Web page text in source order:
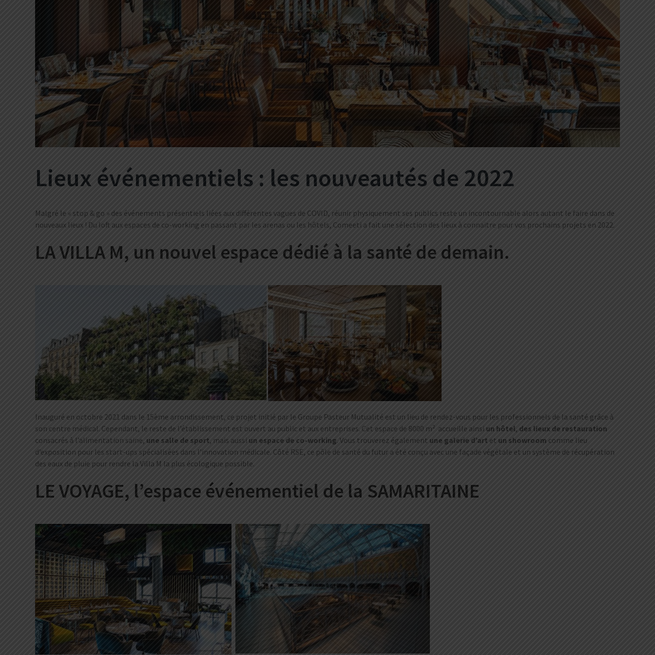
Lieux événementiels : les nouveautés de 2022
Malgré le « stop & go » des événements présentiels liées aux différentes vagues de COVID, réunir physiquement ses publics reste un incontournable alors autant le faire dans de
nouveaux lieux ! Du loft aux espaces de co-working en passant par les arenas ou les hôtels, Comeeti a fait une sélection des lieux à connaitre pour vos prochains projets en 2022.
LA VILLA M, un nouvel espace dédié à la santé de demain.
Inauguré en octobre 2021 dans le 15ème arrondissement, ce projet initié par le Groupe Pasteur Mutualité est un lieu de rendez-vous pour les professionnels de la santé grâce à
son centre médical. Cependant, le reste de l’établissement est ouvert au public et aux entreprises. Cet espace de 8000 m² accueille ainsi un hôtel, des lieux de restauration
consacrés à l’alimentation saine, une salle de sport, mais aussi un espace de co-working. Vous trouverez également une galerie d’art et un showroom comme lieu
d’exposition pour les start-ups spécialisées dans l’innovation médicale. Côté RSE, ce pôle de santé du futur a été conçu avec une façade végétale et un système de récupération
des eaux de pluie pour rendre la Villa M la plus écologique possible.
LE VOYAGE, l’espace événementiel de la SAMARITAINE